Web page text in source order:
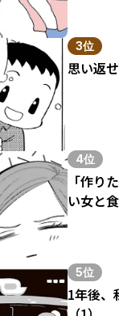
3位
思い返
4位
「作り
い女と
5位
1年後、